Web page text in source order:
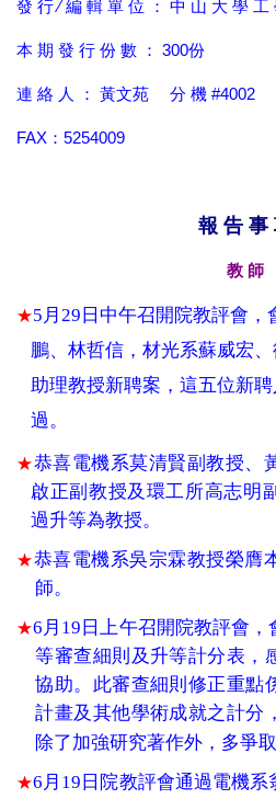
發 行 ∕ 編 輯 單 位 ： 中 山 大 學 工
本 期 發 行 份 數 ： 300份
連 絡 人 ： 黃文苑 分 機 #4002
FAX：5254009
報 告 事
教 師
★5 月 29 日中午召開院教評會，
鵬、林哲信，材光系蘇威宏
助理教授新聘案，這五位新
過。
★恭喜電機系莫清賢副教授、
啟正副教授及環工所高志明
過升等為教授。
★恭喜電機系吳宗霖教授榮膺
師。
★6 月 19 日上午召開院教評會
等審查細則及升等計分表，
協助。此審查細則修正重點
計畫及其他學術成就之計分
除了加強研究著作外，多爭
★6 月 19 日院教評會通過電機